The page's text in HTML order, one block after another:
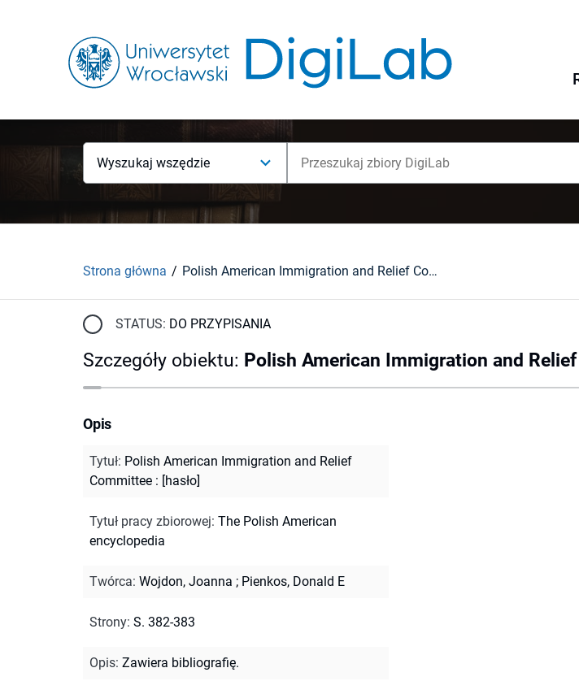
Wyszukaj wszędzie
Strona główna Polish American Immigration and Relief Committee : [hasło]
STATUS: DO PRZYPISANIA
Szczegóły obiektu: Polish American Immigration and Relief
Opis
Tytuł: Polish American Immigration and Relief
Committee : [hasło]
Tytuł pracy zbiorowej: The Polish American
encyclopedia
Twórca: Wojdon, Joanna ; Pienkos, Donald E
Strony: S. 382-383
Opis: Zawiera bibliografię.